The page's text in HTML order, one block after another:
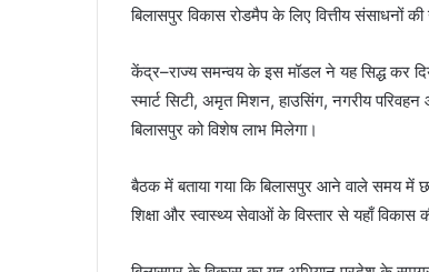
बिलासपुर विकास रोडमैप के लिए वित्तीय संसाधनों
केंद्र–राज्य समन्वय के इस मॉडल ने यह सिद्ध कर
स्मार्ट सिटी, अमृत मिशन, हाउसिंग, नगरीय
बिलासपुर को विशेष लाभ मिलेगा।
बैठक में बताया गया कि बिलासपुर आने वाले समय में
शिक्षा और स्वास्थ्य सेवाओं के विस्तार से यहाँ विकास